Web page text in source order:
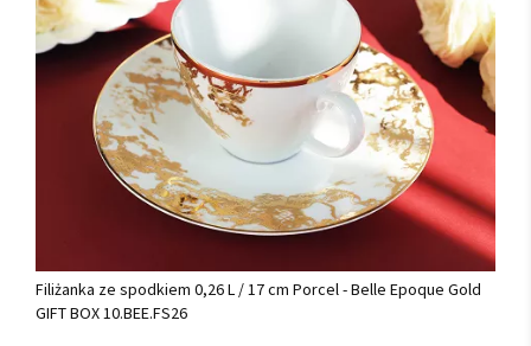
Filiżanka ze spodkiem 0,26 L / 17 cm Porcel - Belle Epoque Gold
GIFT BOX 10.BEE.FS26